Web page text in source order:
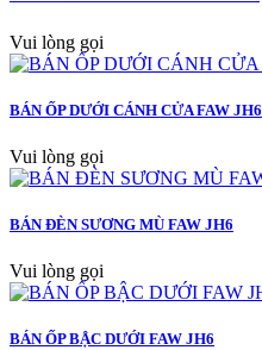
Vui lòng gọi
BÁN ỐP DƯỚI CÁNH CỬA FAW JH6
Vui lòng gọi
BÁN ĐÈN SƯƠNG MÙ FAW JH6
Vui lòng gọi
BÁN ỐP BẬC DƯỚI FAW JH6